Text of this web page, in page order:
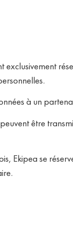
exclusivement
à un
être
Ekipea se